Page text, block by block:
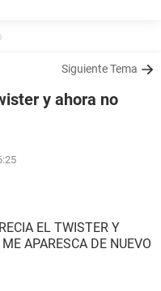
Siguiente Tema
y ahora no
EL TWISTER Y
APARESCA DE NUEVO